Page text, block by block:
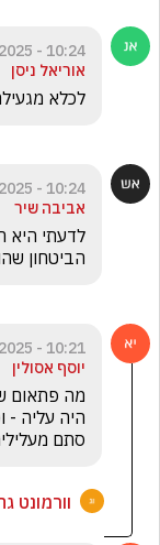
10:24 - 03.11.2025
אוריאל ניסן
לכלא
10:24 - 03.11.2025
אביבה שיר
הביטחון
10:21 - 03.11.2025
יוסף אסולין
סתם
וורמונט